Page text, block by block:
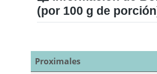
(por 100 g de
Proximales